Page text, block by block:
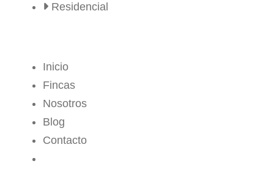
Residencial
Inicio
Fincas
Nosotros
Blog
Contacto